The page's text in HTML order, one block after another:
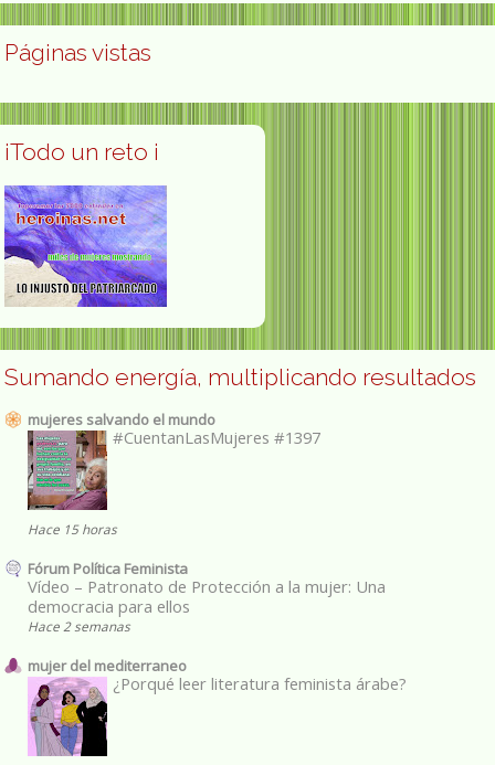
Páginas vistas
¡Todo un reto ¡
Sumando energía, multiplicando resultados
mujeres salvando el mundo
#CuentanLasMujeres #1397
Hace 15 horas
Fórum Política Feminista
Vídeo – Patronato de Protección a la mujer: Una
democracia para ellos
Hace 2 semanas
mujer del mediterraneo
¿Porqué leer literatura feminista árabe?